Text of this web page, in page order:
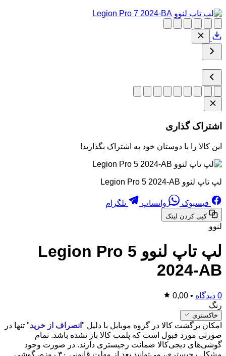
اشتراک گذاری
این کالا را با دوستان خود به اشتراک بگذارید!
لپ تاپ لنوو Legion Pro 5 2024-AB
فیسبوک واتساپ تلگرام
کپی کردن لینک
لنوو
لپ تاپ لنوو Legion Pro 5
2024-AB
0 دیدگاه •
0,00
رنگ
خاکستری
امکان برگشت کالا در گروه موبایل با دلیل " انصراف از خرید" تنها در
صورتی مورد قبول است که پلمب کالا باز نشده باشد. تمام
گوشی‌های دیجی‌کالا ضمانت رجیستری دارند. در صورت وجود
مشکل رجیستری، می‌توانید بعد از مهلت قانونی ۳۰ روزه، گوشی